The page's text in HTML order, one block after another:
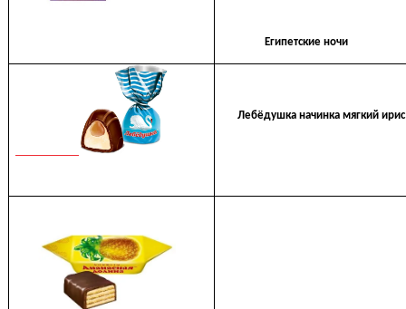
Египетские ночи
Лебёдушка начинка мягкий ирис